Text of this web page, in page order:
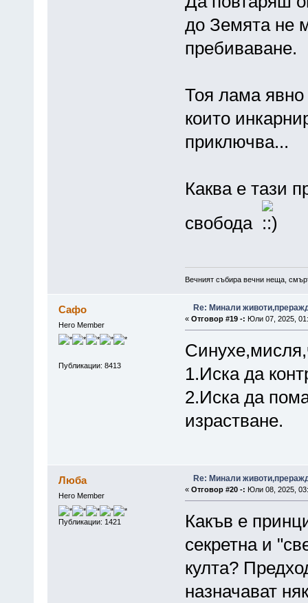
до Земята не
пребиваване.
Тоя лама
които
приключва...
Каква е тази
свобода
Вечният събира вечни неща,
Сафо
Hero Member
Публикации: 8413
Re: Минали
« Отговор #19 -: Юли 07, 2025,
1.Иска да
2.Иска да
израстване.
Люба
Hero Member
Публикации: 1421
Re: Минали
« Отговор #20 -: Юли 08, 2025,
Какъв е
секретна и
култа?
назначават